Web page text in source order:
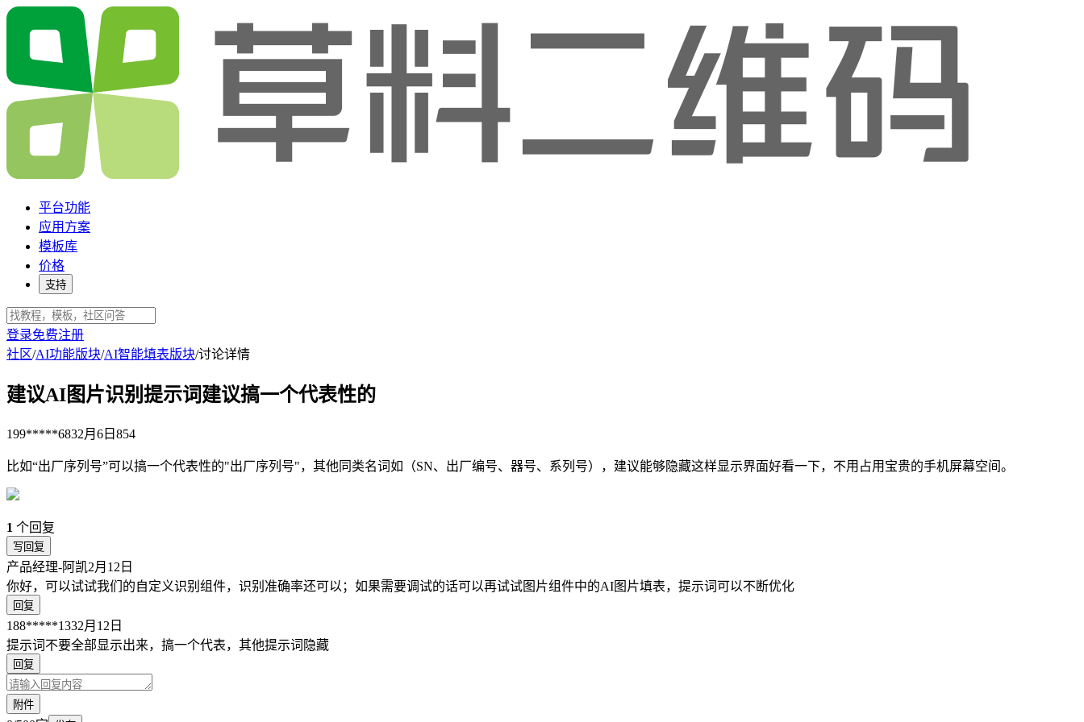
平台功能
应用方案
模板库
价格
支持
登录免费注册
社区/AI功能版块/AI智能填表版块/讨论详情
建议AI图片识别提示词建议搞一个代表性的
199*****6832月6日 854
比如“出厂序列号”可以搞一个代表性的"出厂序列号"，其他同类名词如（SN、出厂编号、器号、系列号），建议能够隐藏这样显示界面好看一下，不用占用宝贵的手机屏幕空间。
1 个回复
写回复
产品经理-阿凯2月12日
你好，可以试试我们的自定义识别组件，识别准确率还可以；如果需要调试的话可以再试试图片组件中的AI图片填表，提示词可以不断优化
回复
188*****1332月12日
提示词不要全部显示出来，搞一个代表，其他提示词隐藏
回复
附件